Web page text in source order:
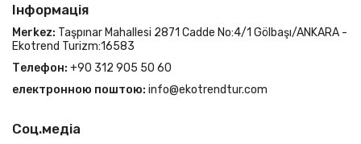
Інформація
Merkez: Taşpınar Mahallesi 2871 Cadde No:4/1 Gölbaşı/ANKARA -
Ekotrend Turizm:16583
Телефон: +90 312 905 50 60
електронною поштою: info@ekotrendtur.com
Соц.медіа